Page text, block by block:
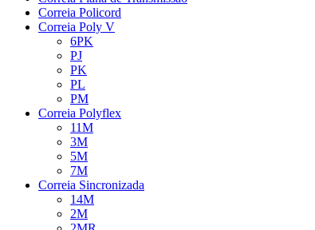
Correia Policord
Correia Poly V
6PK
PJ
PK
PL
PM
Correia Polyflex
11M
3M
5M
7M
Correia Sincronizada
14M
2M